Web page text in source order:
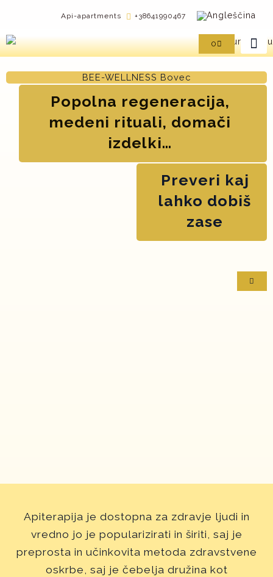
Api-apartments +38641990467
0
Cart
BEE-WELLNESS Bovec
Popolna regeneracija,
medeni rituali, domači
izdelki…
Preveri kaj
lahko dobiš
zase
Apiterapija je dostopna za zdravje ljudi in
vredno jo je popularizirati in širiti, saj je
preprosta in učinkovita metoda zdravstvene
oskrbe, saj je čebelja družina kot